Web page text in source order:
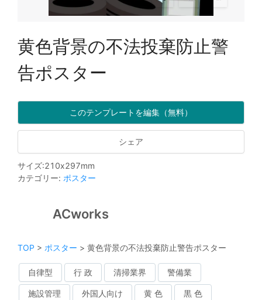
黄色背景の不法投棄防止警
告ポスター
このテンプレートを編集（無料）
シェア
サイズ:210x297mm
カテゴリー: ポスター
ACworks
TOP > ポスター > 黄色背景の不法投棄防止警告ポスター
自律型 行 政 清掃業界 警備業
施設管理 外国人向け 黄 色 黒 色